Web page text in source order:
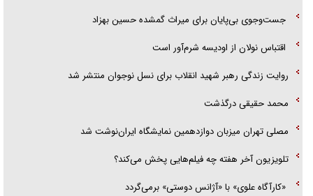
جست‌وجوی بی‌پایان برای میراث گمشده حسین بهزاد
اقتباس نولان از اودیسه شرم‌آور است
روایت زندگی رهبر شهید انقلاب برای نسل نوجوان منتشر شد
محمد حقیقی درگذشت
مصلی تهران میزبان دوازدهمین نمایشگاه ایران‌نوشت شد
تلویزیون آخر هفته چه فیلم‌هایی پخش می‌کند؟
«کارآگاه علوی» با «آژانس دوستی» برمی‌گردد